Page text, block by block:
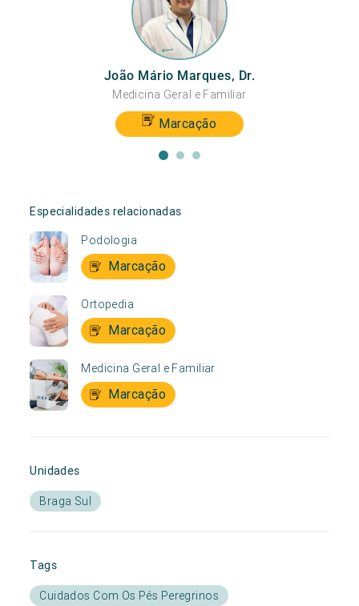
João Mário Marques, Dr.
Medicina Geral e Familiar
Marcação
Especialidades relacionadas
Podologia
Marcação
Ortopedia
Marcação
Medicina Geral e Familiar
Marcação
Unidades
Braga Sul
Tags
Cuidados Com Os Pés Peregrinos